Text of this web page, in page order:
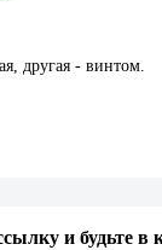
другая - винтом.
и будьте в